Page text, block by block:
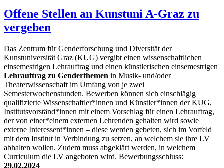
Offene Stellen an Kunstuni A-Graz zu
vergeben
Das Zentrum für Genderforschung und Diversität der
Kunstuniversität Graz (KUG) vergibt einen wissenschaftlichen
einsemestrigen Lehrauftrag und einen künstlerischen einsemestrigen
Lehrauftrag zu Genderthemen in Musik- und/oder
Theaterwissenschaft im Umfang von je zwei
Semesterwochenstunden. Bewerben können sich einschlägig
qualifizierte Wissenschaftler*innen und Künstler*innen der KUG,
Institutsvorständ*innen mit einem Vorschlag für einen Lehrauftrag,
der von einer*einem externen Lehrenden gehalten wird sowie
externe Interessent*innen – diese werden gebeten, sich im Vorfeld
mit dem Institut in Verbindung zu setzen, an welchem sie ihre LV
abhalten wollen. Zudem muss abgeklärt werden, in welchem
Curriculum die LV angeboten wird. Bewerbungsschluss:
29.02.2024